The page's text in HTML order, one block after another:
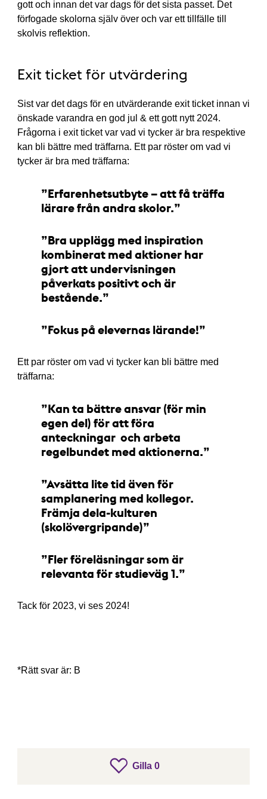
Gilla 0gillar inlägget
gott och innan det var dags för det sista passet. Det
förfogade skolorna själv över och var ett tillfälle till
skolvis reflektion.
Exit ticket för utvärdering
Sist var det dags för en utvärderande exit ticket innan vi
önskade varandra en god jul & ett gott nytt 2024.
Frågorna i exit ticket var vad vi tycker är bra respektive
kan bli bättre med träffarna. Ett par röster om vad vi
tycker är bra med träffarna:
Erfarenhetsutbyte – att få träffa
lärare från andra skolor.
Bra upplägg med inspiration
kombinerat med aktioner har
gjort att undervisningen
påverkats positivt och är
bestående.
Fokus på elevernas lärande!
Ett par röster om vad vi tycker kan bli bättre med
träffarna:
Kan ta bättre ansvar (för min
egen del) för att föra
anteckningar och arbeta
regelbundet med aktionerna.
Avsätta lite tid även för
samplanering med kollegor.
Främja dela-kulturen
(skolövergripande)
Fler föreläsningar som är
relevanta för studieväg 1.
Tack för 2023, vi ses 2024!
*Rätt svar är: B